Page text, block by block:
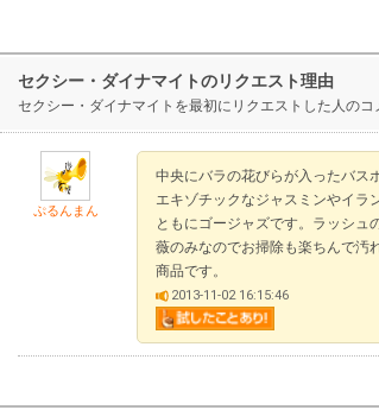
セクシー・ダイナマイトのリクエスト理由
セクシー・ダイナマイトを最初にリクエストした人のコ
ぷるんまん
中央にバラの花びらが入ったバス
エキゾチックなジャスミンやイラ
ともにゴージャズです。ラッシュ
薇のみなのでお掃除も楽ちんで汚
商品です。
2013-11-02 16:15:46